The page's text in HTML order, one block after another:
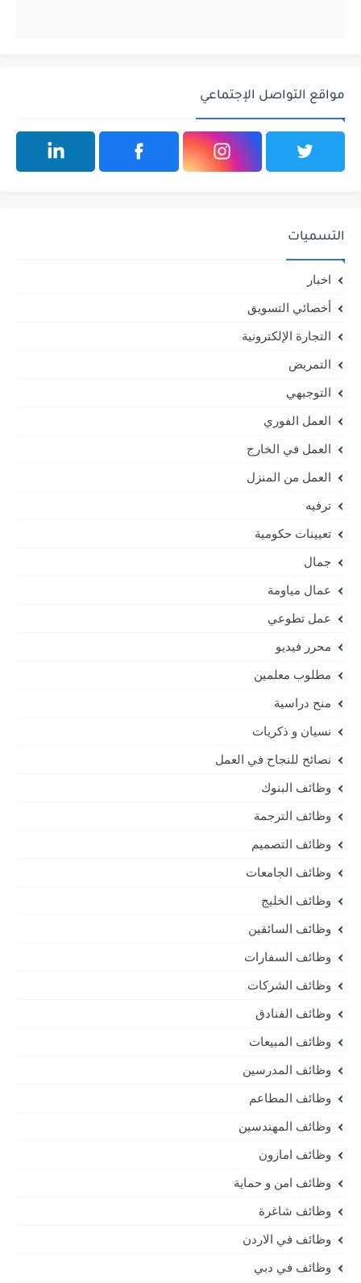
مواقع التواصل الإجتماعي
التسميات
اخبار
أخصائي التسويق
التجارة الإلكترونية
التمريض
التوجيهي
العمل الفوري
العمل في الخارج
العمل من المنزل
ترفيه
تعيينات حكومية
جمال
عمال مياومة
عمل تطوعي
محرر فيديو
مطلوب معلمين
منح دراسية
نسيان و ذكريات
نصائح للنجاح في العمل
وظائف البنوك
وظائف الترجمة
وظائف التصميم
وظائف الجامعات
وظائف الخليج
وظائف السائقين
وظائف السفارات
وظائف الشركات
وظائف الفنادق
وظائف المبيعات
وظائف المدرسين
وظائف المطاعم
وظائف المهندسين
وظائف امازون
وظائف امن و حماية
وظائف شاغرة
وظائف في الاردن
وظائف في دبي